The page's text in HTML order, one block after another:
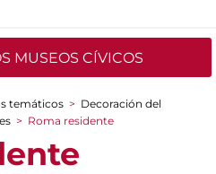
MUSEOS CÍVICOS
temáticos > Decoración del
> Roma residente